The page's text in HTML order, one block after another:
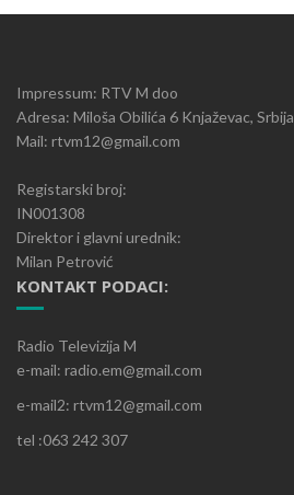
Impressum: RTV M doo
Adresa: Miloša Obilića 6 Knjaževac, Srbija
Mail: rtvm12@gmail.com
Registarski broj:
IN001308
Direktor i glavni urednik:
Milan Petrović
KONTAKT PODACI:
Radio Televizija M
e-mail: radio.em@gmail.com
e-mail2: rtvm12@gmail.com
tel :063 242 307